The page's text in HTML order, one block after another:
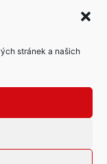
stránek a našich
údajů